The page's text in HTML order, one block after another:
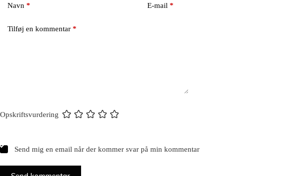
Navn * E-mail *
Tilføj en kommentar *
Opskriftsvurdering
Send mig en email når der kommer svar på min kommentar